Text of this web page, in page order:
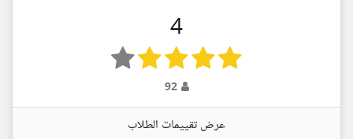
4
92
عرض تقييمات الطلاب